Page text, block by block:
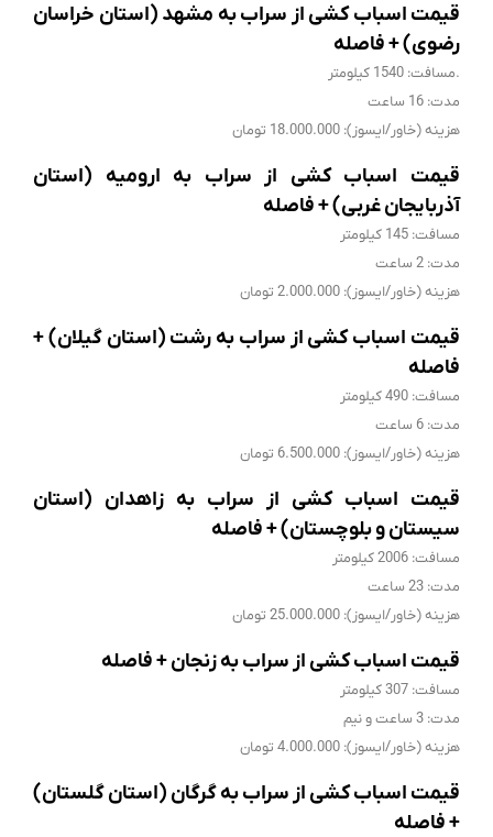
قیمت اسباب کشی از سراب به مشهد (استان خراسان
رضوی) + فاصله
.مسافت: 1540 کیلومتر
مدت: 16 ساعت
هزینه (خاور/ایسوز): 18.000.000 تومان
قیمت اسباب کشی از سراب به ارومیه (استان
آذربایجان غربی) + فاصله
مسافت: 145 کیلومتر
مدت: 2 ساعت
هزینه (خاور/ایسوز): 2.000.000 تومان
قیمت اسباب کشی از سراب به رشت (استان گیلان) +
فاصله
مسافت: 490 کیلومتر
مدت: 6 ساعت
هزینه (خاور/ایسوز): 6.500.000 تومان
قیمت اسباب کشی از سراب به زاهدان (استان
سیستان و بلوچستان) + فاصله
مسافت: 2006 کیلومتر
مدت: 23 ساعت
هزینه (خاور/ایسوز): 25.000.000 تومان
قیمت اسباب کشی از سراب به زنجان + فاصله
مسافت: 307 کیلومتر
مدت: 3 ساعت و نیم
هزینه (خاور/ایسوز): 4.000.000 تومان
قیمت اسباب کشی از سراب به گرگان (استان گلستان)
+ فاصله